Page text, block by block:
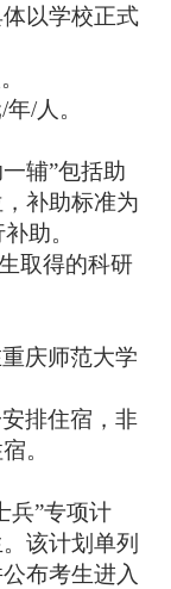
以学校正式
/年/人。
辅”包括助
补助标准为
助。
取得的科研
庆师范大学
排住宿，非
。
兵”专项计
该计划单列
布考生进入